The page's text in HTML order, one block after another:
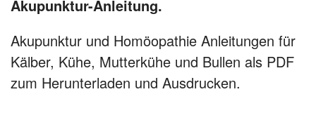
Akupunktur-Anleitung.
Akupunktur und Homöopathie Anleitungen für
Kälber, Kühe, Mutterkühe und Bullen als PDF
zum Herunterladen und Ausdrucken.